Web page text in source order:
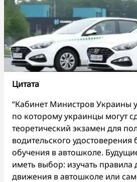
Цитата
“Кабинет Министров Украины
по которому украинцы могут
теоретический экзамен для
водительского удостоверения
обучения в автошколе.
иметь выбор: изучать
движения в автошколе или